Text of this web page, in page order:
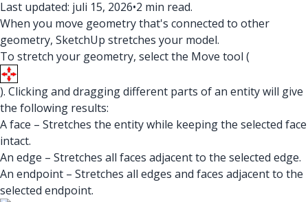
Last updated: juli 15, 2026•2 min read.
When you move geometry that's connected to other
geometry, SketchUp stretches your model.
To stretch your geometry, select the Move tool (
). Clicking and dragging different parts of an entity will give
the following results:
A face – Stretches the entity while keeping the selected face
intact.
An edge – Stretches all faces adjacent to the selected edge.
An endpoint – Stretches all edges and faces adjacent to the
selected endpoint.